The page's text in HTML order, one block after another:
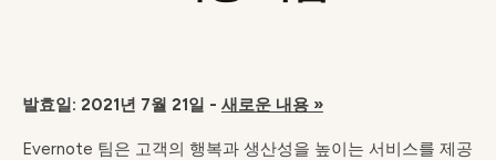
발효일: 2021년 7월 21일 - 새로운 내용 »
Evernote 팀은 고객의 행복과 생산성을 높이는 서비스를 제공